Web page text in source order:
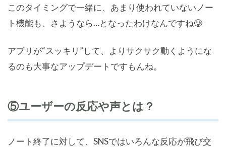
このタイミングで一緒に、あまり使われていないノー
ト機能も、さようなら…となったわけなんですね🥲
アプリが“スッキリ”して、よりサクサク動くようにな
るのも大事なアップデートですもんね。
⑤ユーザーの反応や声とは？
ノート終了に対して、SNSではいろんな反応が飛び交